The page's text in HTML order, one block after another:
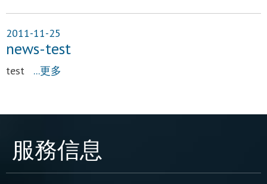
2011-11-25
news-test
test ...更多
服務信息